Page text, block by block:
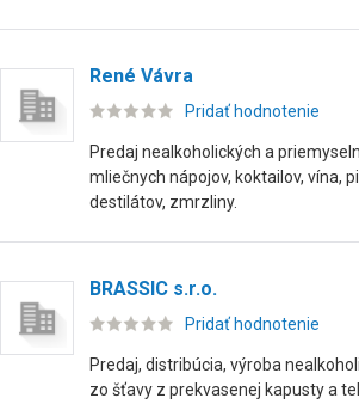
René Vávra
Pridať hodnotenie
Predaj nealkoholických a
mliečnych nápojov, koktailov, vína,
destilátov, zmrzliny.
BRASSIC s.r.o.
Pridať hodnotenie
Predaj, distribúcia, výroba
zo šťavy z prekvasenej kapusty a